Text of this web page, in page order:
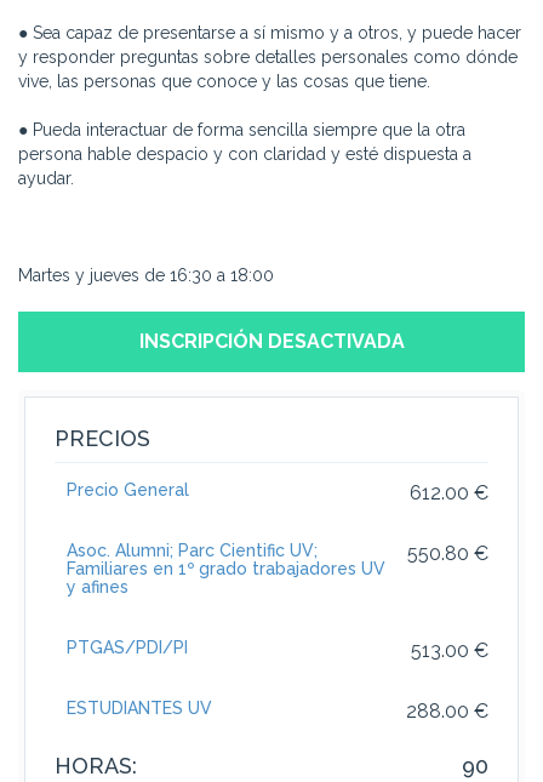
● Sea capaz de presentarse a sí mismo y a otros, y puede hacer
y responder preguntas sobre detalles personales como dónde
vive, las personas que conoce y las cosas que tiene.
● Pueda interactuar de forma sencilla siempre que la otra
persona hable despacio y con claridad y esté dispuesta a
ayudar.
Martes y jueves de 16:30 a 18:00
INSCRIPCIÓN DESACTIVADA
PRECIOS
612.00 €
Precio General
550.80 €
Asoc. Alumni; Parc Cientific UV;
Familiares en 1º grado trabajadores UV
y afines
513.00 €
PTGAS/PDI/PI
288.00 €
ESTUDIANTES UV
HORAS:
90